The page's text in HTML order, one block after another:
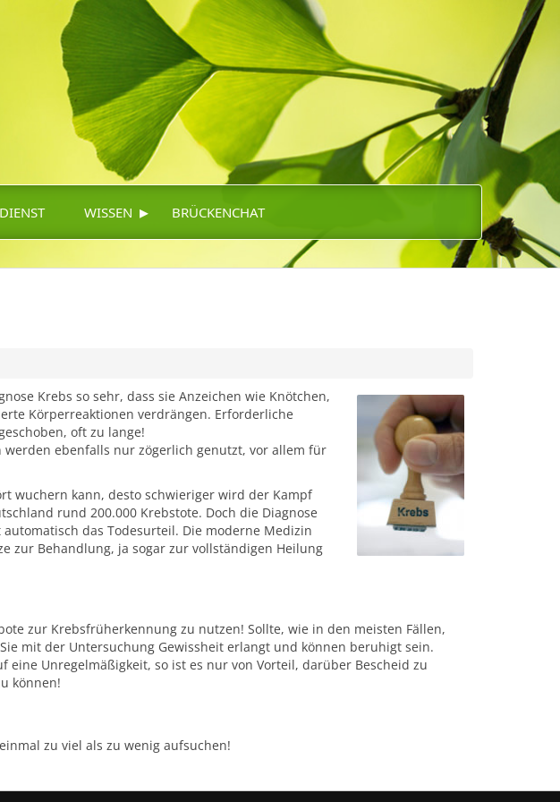
WISSEN ▸ BRÜCKENCHAT
Krebs so sehr, dass sie Anzeichen wie Knötchen,
Körperreaktionen verdrängen. Erforderliche
oft zu lange!
ebenfalls nur zögerlich genutzt, vor allem für
wuchern kann, desto schwieriger wird der Kampf
rund 200.000 Krebstote. Doch die Diagnose
das Todesurteil. Die moderne Medizin
zur Behandlung, ja sogar zur vollständigen Heilung
zur Krebsfrüherkennung zu nutzen! Sollte, wie in den meisten Fällen,
mit der Untersuchung Gewissheit erlangt und können beruhigt sein.
eine Unregelmäßigkeit, so ist es nur von Vorteil, darüber Bescheid zu
können!
zu viel als zu wenig aufsuchen!